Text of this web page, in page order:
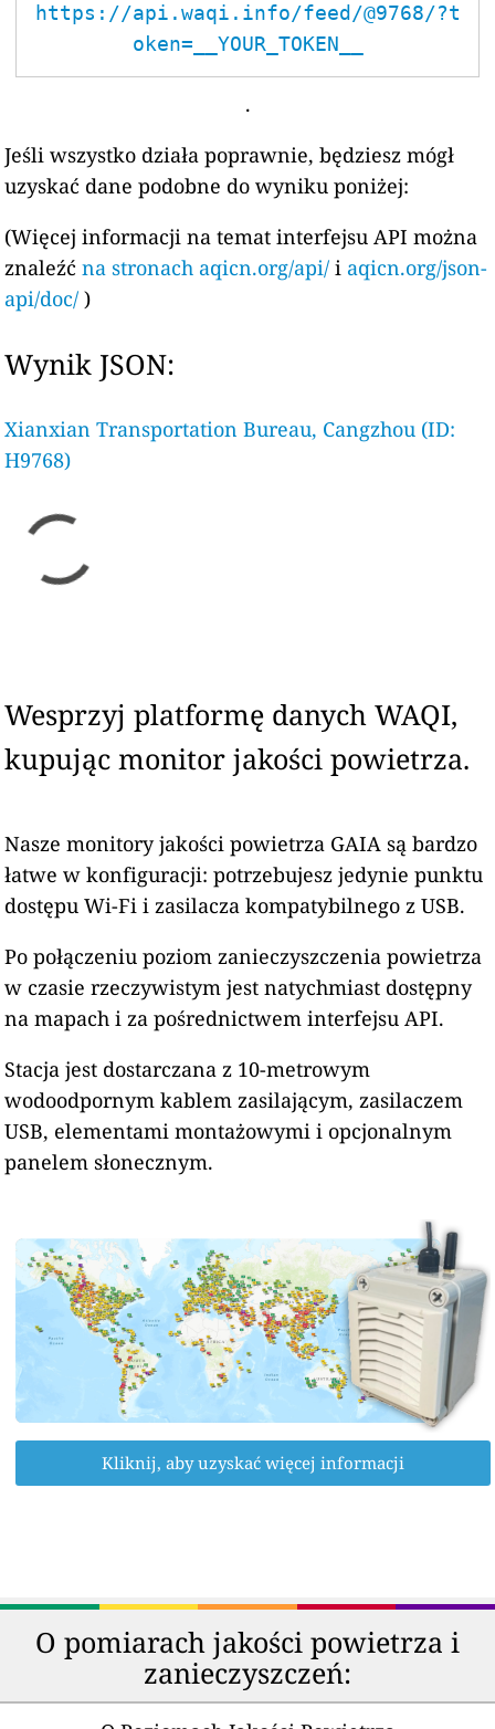
https://api.waqi.info/feed/@9768/?t
oken=__YOUR_TOKEN__
.
Jeśli wszystko działa poprawnie, będziesz mógł
uzyskać dane podobne do wyniku poniżej:
(Więcej informacji na temat interfejsu API można
znaleźćna stronach aqicn.org/api/ i aqicn.org/json-
api/doc/ )
Wynik JSON:
Xianxian Transportation Bureau, Cangzhou (ID:
H9768)
Wesprzyj platformę danych WAQI,
kupując monitor jakości powietrza.
Nasze monitory jakości powietrza GAIA są bardzo
łatwe w konfiguracji: potrzebujesz jedynie punktu
dostępu Wi-Fi i zasilacza kompatybilnego z USB.
Po połączeniu poziom zanieczyszczenia powietrza
w czasie rzeczywistym jest natychmiast dostępny
na mapach i za pośrednictwem interfejsu API.
Stacja jest dostarczana z 10-metrowym
wodoodpornym kablem zasilającym, zasilaczem
USB, elementami montażowymi i opcjonalnym
panelem słonecznym.
Kliknij, aby uzyskać więcej informacji
O pomiarach jakości powietrza i
zanieczyszczeń: